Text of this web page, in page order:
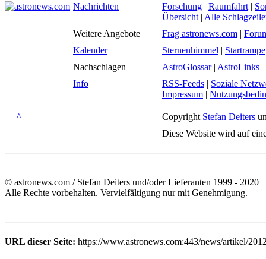
Nachrichten Forschung | Raumfahrt |
Übersicht | Alle
Weitere Angebote
Frag astronews.com |
Kalender
Sternenhimmel | Startrampe
Nachschlagen
AstroGlossar| AstroLinks
Info
RSS-Feeds | Soziale
Impressum |
^ Copyright Stefan Deiters
Diese Website wird auf
© astronews.com / Stefan Deiters und/oder Lieferanten 1999 - 2020
Alle Rechte vorbehalten. Vervielfältigung nur mit Genehmigung.
URL dieser Seite: https://www.astronews.com:443/news/artikel/